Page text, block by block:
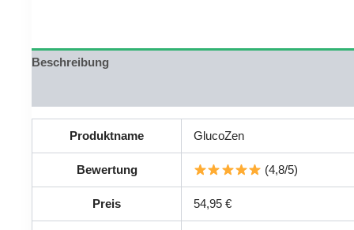
Beschreibung
Produktname GlucoZen
Bewertung (4,8/5)
Preis 54,95 €